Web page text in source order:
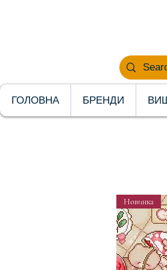
ГОЛОВНА БРЕНДИ
Новинка